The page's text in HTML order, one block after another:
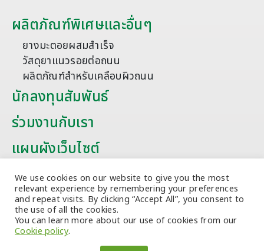
ผลิตภัณฑ์พิเศษและอื่นๆ
ยางมะตอยผสมสำเร็จ
วัสดุยาแนวรอยต่อถนน
ผลิตภัณฑ์สำหรับเคลือบผิวถนน
นักลงทุนสัมพันธ์
ร่วมงานกับเรา
แผนผังเว็บไซต์
บทความ
We use cookies on our website to give you the most
relevant experience by remembering your preferences
and repeat visits. By clicking “Accept All”, you consent to
the use of all the cookies.
You can learn more about our use of cookies from our
Cookie policy.